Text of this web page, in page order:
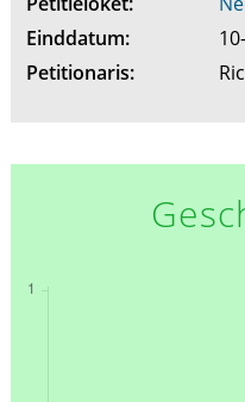
Einddatum:
Petitionaris: